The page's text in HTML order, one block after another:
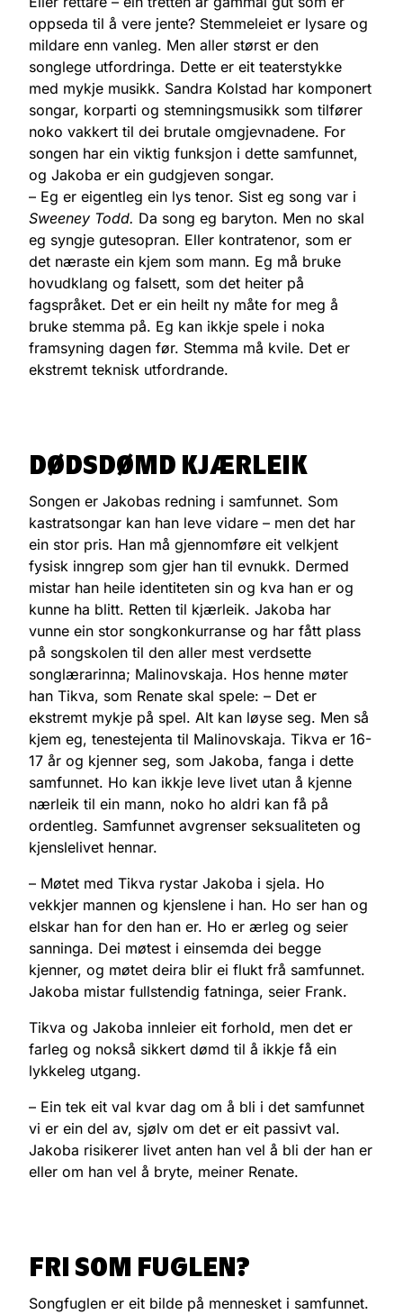
oppseda til å vere jente? Stemmeleiet er lysare og
mildare enn vanleg. Men aller størst er den
songlege utfordringa. Dette er eit teaterstykke
med mykje musikk. Sandra Kolstad har komponert
songar, korparti og stemningsmusikk som tilfører
noko vakkert til dei brutale omgjevnadene. For
songen har ein viktig funksjon i dette samfunnet,
og Jakoba er ein gudgjeven songar.
– Eg er eigentleg ein lys tenor. Sist eg song var i
Sweeney Todd. Da song eg baryton. Men no skal
eg syngje gutesopran. Eller kontratenor, som er
det næraste ein kjem som mann. Eg må bruke
hovudklang og falsett, som det heiter på
fagspråket. Det er ein heilt ny måte for meg å
bruke stemma på. Eg kan ikkje spele i noka
framsyning dagen før. Stemma må kvile. Det er
ekstremt teknisk utfordrande.
DØDSDØMD KJÆRLEIK
Songen er Jakobas redning i samfunnet. Som
kastratsongar kan han leve vidare – men det har
ein stor pris. Han må gjennomføre eit velkjent
fysisk inngrep som gjer han til evnukk. Dermed
mistar han heile identiteten sin og kva han er og
kunne ha blitt. Retten til kjærleik. Jakoba har
vunne ein stor songkonkurranse og har fått plass
på songskolen til den aller mest verdsette
songlærarinna; Malinovskaja. Hos henne møter
han Tikva, som Renate skal spele: – Det er
ekstremt mykje på spel. Alt kan løyse seg. Men så
kjem eg, tenestejenta til Malinovskaja. Tikva er 16-
17 år og kjenner seg, som Jakoba, fanga i dette
samfunnet. Ho kan ikkje leve livet utan å kjenne
nærleik til ein mann, noko ho aldri kan få på
ordentleg. Samfunnet avgrenser seksualiteten og
kjenslelivet hennar.
– Møtet med Tikva rystar Jakoba i sjela. Ho
vekkjer mannen og kjenslene i han. Ho ser han og
elskar han for den han er. Ho er ærleg og seier
sanninga. Dei møtest i einsemda dei begge
kjenner, og møtet deira blir ei flukt frå samfunnet.
Jakoba mistar fullstendig fatninga, seier Frank.
Tikva og Jakoba innleier eit forhold, men det er
farleg og nokså sikkert dømd til å ikkje få ein
lykkeleg utgang.
– Ein tek eit val kvar dag om å bli i det samfunnet
vi er ein del av, sjølv om det er eit passivt val.
Jakoba risikerer livet anten han vel å bli der han er
eller om han vel å bryte, meiner Renate.
FRI SOM FUGLEN?
Songfuglen er eit bilde på mennesket i samfunnet.